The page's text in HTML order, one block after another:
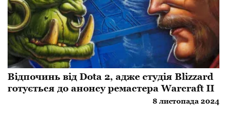
Відпочинь від Dota 2, адже студія Blizzard
готується до анонсу ремастера Warcraft II
8 листопада 2024